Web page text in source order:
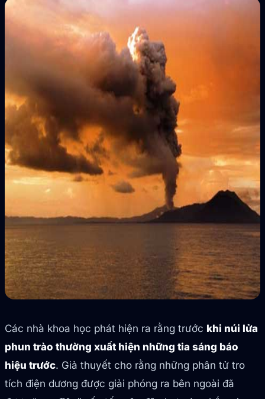
Các nhà khoa học phát hiện ra rằng trước khi núi lửa
phun trào thường xuất hiện những tia sáng báo
hiệu trước. Giả thuyết cho rằng những phân tử tro
tích điện dương được giải phóng ra bên ngoài đã